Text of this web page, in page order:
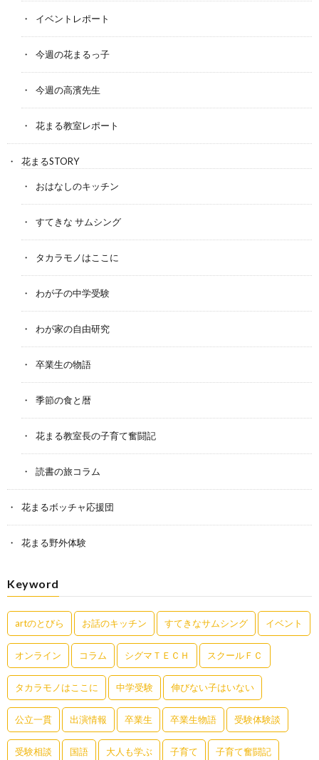
イベントレポート
今週の花まるっ子
今週の高濱先生
花まる教室レポート
花まるSTORY
おはなしのキッチン
すてきな サムシング
タカラモノはここに
わが子の中学受験
わが家の自由研究
卒業生の物語
季節の食と暦
花まる教室長の子育て奮闘記
読書の旅コラム
花まるボッチャ応援団
花まる野外体験
Keyword
artのとびら お話のキッチン すてきなサムシング イベント
オンライン コラム シグマＴＥＣＨ スクールＦＣ
タカラモノはここに 中学受験 伸びない子はいない
公立一貫 出演情報 卒業生 卒業生物語 受験体験談
受験相談 国語 大人も学ぶ 子育て 子育て奮闘記